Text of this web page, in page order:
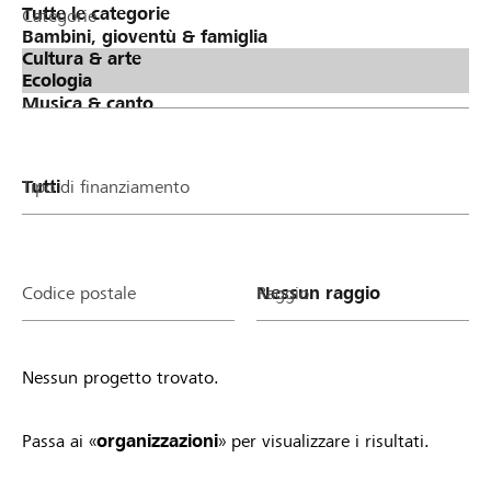
Categorie
Tipo di finanziamento
Codice postale Raggio
Nessun progetto trovato.
Passa ai «organizzazioni» per visualizzare i risultati.